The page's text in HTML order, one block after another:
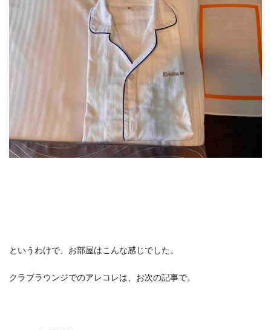
というわけで、お部屋はこんな感じでした。
クラブラウンジでのアレコレは、お次の記事で。